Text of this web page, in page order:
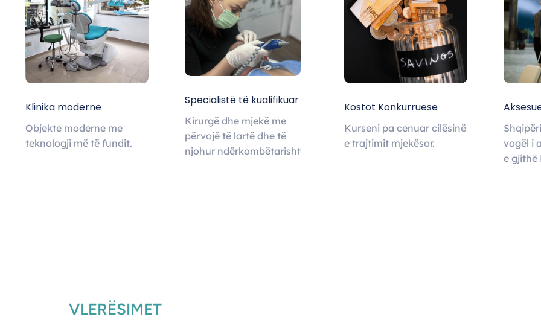
Klinika moderne
Objekte moderne me
teknologji më të fundit.
Specialistë të kualifikuar
Kirurgë dhe mjekë me
përvojë të lartë dhe të
njohur ndërkombëtarisht
Kostot Konkurruese
Kurseni pa cenuar cilësinë
e trajtimit mjekësor.
vogël i
e gjithë
VLERËSIMET